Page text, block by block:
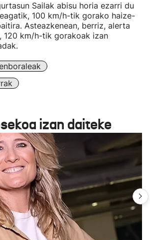
Sailak abisu horia ezarri du
100 km/h-tik gorako haize-
Asteazkenean, berriz, alerta
120 km/h-tik gorakoak izan
izan daiteke